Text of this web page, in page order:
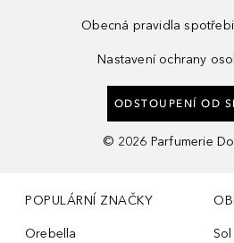
Obecná pravidla
Nastavení ochrany
ODSTOUPENÍ OD
© 2026 Parfumerie
POPULÁRNÍ ZNAČKY
Orebella